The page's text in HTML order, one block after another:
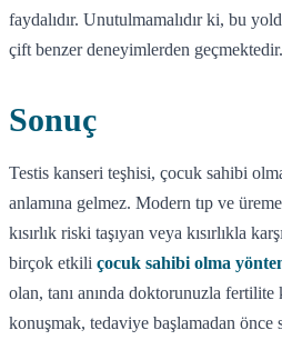
faydalıdır. Unutulmamalıdır ki, bu
çift benzer deneyimlerden geçmektedir.
Sonuç
Testis kanseri teşhisi, çocuk sahibi
anlamına gelmez. Modern tıp ve
kısırlık riski taşıyan veya kısırlıkla
birçok etkili çocuk sahibi olma
olan, tanı anında doktorunuzla
konuşmak, tedaviye başlamadan